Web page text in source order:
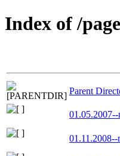
Index of /
Parent
01.11.2008--